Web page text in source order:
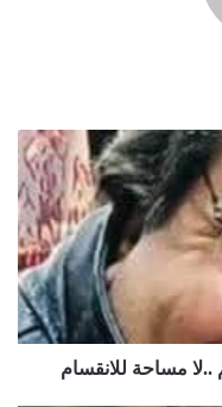
..لا مساحة للانقسام